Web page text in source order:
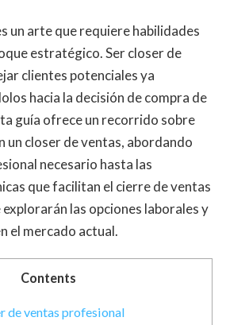
un arte que requiere habilidades
estratégico. Ser closer de
clientes potenciales ya
hacia la decisión de compra de
guía ofrece un recorrido sobre
un closer de ventas, abordando
necesario hasta las
que facilitan el cierre de ventas
las opciones laborales y
el mercado actual.
Contents
de ventas profesional